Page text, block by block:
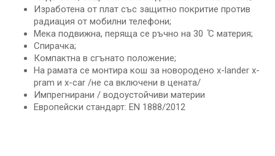
Изработена от плат със защитно покритие против
радиация от мобилни телефони;
Мека подвижна, перяща се ръчно на 30 ̊С материя;
Спирачка;
Компактна в сгънато положение;
На рамата се монтира кош за новородено x-lander x-
pram и x-car /не са включени в цената/
Импрегнирани / водоустойчиви материи
Европейски стандарт: EN 1888/2012